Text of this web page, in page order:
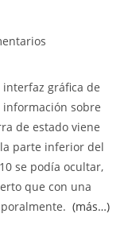
interfaz gráfica de
sobre
de estado viene
parte inferior del
se podía ocultar,
que con una
(más…)